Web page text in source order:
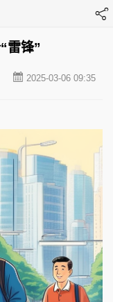
雷锋”
2025-03-06 09:35